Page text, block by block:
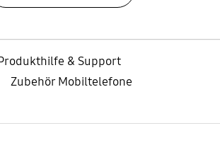
& Support
Zubehör Mobiltelefone